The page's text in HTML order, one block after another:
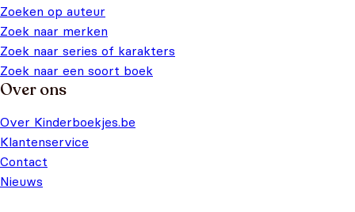
Zoeken op auteur
Zoek naar merken
Zoek naar series of karakters
Zoek naar een soort boek
Over ons
Over Kinderboekjes.be
Klantenservice
Contact
Nieuws